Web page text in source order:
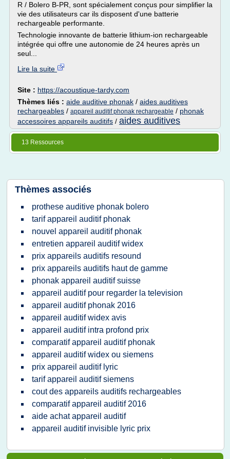
R / Bolero B-PR, sont spécialement conçus pour simplifier la
vie des utilisateurs car ils disposent d'une batterie
rechargeable performante.
Technologie innovante de batterie lithium-ion rechargeable
intégrée qui offre une autonomie de 24 heures après un
seul...
Lire la suite
Site : https://acoustique-tardy.com
Thèmes liés : aide auditive phonak / aides auditives
rechargeables / appareil auditif phonak rechargeable / phonak
accessoires appareils auditifs / aides auditives
13 Ressources
Thèmes associés
prothese auditive phonak bolero
tarif appareil auditif phonak
nouvel appareil auditif phonak
entretien appareil auditif widex
prix appareils auditifs resound
prix appareils auditifs haut de gamme
phonak appareil auditif suisse
appareil auditif pour regarder la television
appareil auditif phonak 2016
appareil auditif widex avis
appareil auditif intra profond prix
comparatif appareil auditif phonak
appareil auditif widex ou siemens
prix appareil auditif lyric
tarif appareil auditif siemens
cout des appareils auditifs rechargeables
comparatif appareil auditif 2016
aide achat appareil auditif
appareil auditif invisible lyric prix